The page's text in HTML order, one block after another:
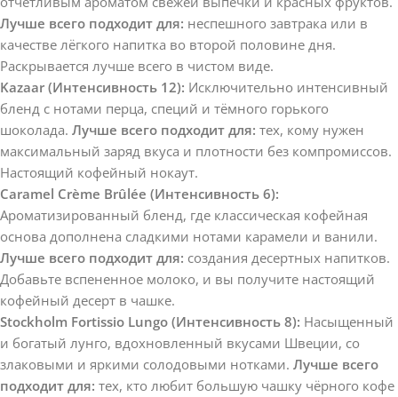
Лучше всего подходит для: неспешного завтрака или в
качестве лёгкого напитка во второй половине дня.
Раскрывается лучше всего в чистом виде.
Kazaar (Интенсивность 12): Исключительно интенсивный
бленд с нотами перца, специй и тёмного горького
шоколада. Лучше всего подходит для: тех, кому нужен
максимальный заряд вкуса и плотности без компромиссов.
Настоящий кофейный нокаут.
Caramel Crème Brûlée (Интенсивность 6):
Ароматизированный бленд, где классическая кофейная
основа дополнена сладкими нотами карамели и ванили.
Лучше всего подходит для: создания десертных напитков.
Добавьте вспененное молоко, и вы получите настоящий
кофейный десерт в чашке.
Stockholm Fortissio Lungo (Интенсивность 8): Насыщенный
и богатый лунго, вдохновленный вкусами Швеции, со
злаковыми и яркими солодовыми нотками. Лучше всего
подходит для: тех, кто любит большую чашку чёрного кофе